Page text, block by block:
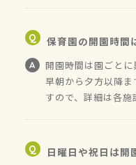
保育園の開園時間
開園時間は園ごとに
早朝から夕方以降
すので、詳細は各施
日曜日や祝日は開